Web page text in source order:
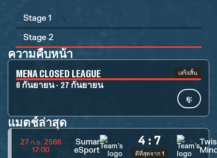
Stage 1
Stage 2
ความคืบหน้า
MENA CLOSED LEAGUE เสร็จสิ้น
6 กันยายน - 27 กันยายน
ดู:
แมตช์ล่าสุด
27 ก.ย. 2566
17:00
Sumar
eSport
4 : 7
ดีที่สุดจาก 1